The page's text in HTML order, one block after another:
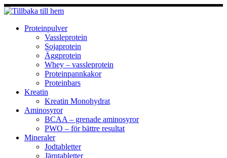
Hoppa
till
innehållProteinpulver
Vassleprotein
Sojaprotein
Äggprotein
Whey – vassleprotein
Proteinpannkakor
Proteinbars
Kreatin
Kreatin Monohydrat
Aminosyror
BCAA – grenade aminosyror
PWO – för bättre resultat
Mineraler
Jodtabletter
Järntabletter